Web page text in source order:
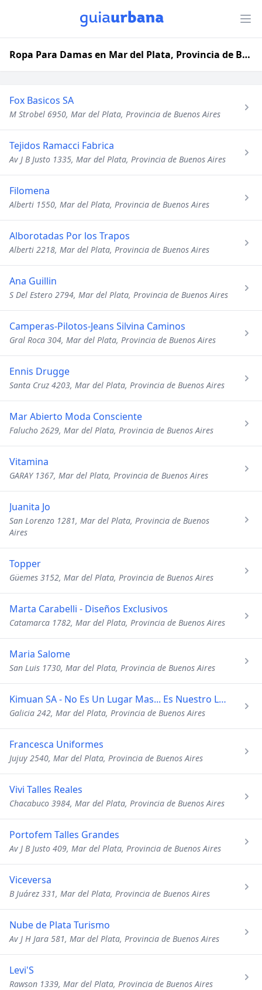
Ropa Para Damas en Mar del Plata, Provincia de Buenos Aires
Fox Basicos SA
M Strobel 6950, Mar del Plata, Provincia de Buenos Aires
Tejidos Ramacci Fabrica
Av J B Justo 1335, Mar del Plata, Provincia de Buenos Aires
Filomena
Alberti 1550, Mar del Plata, Provincia de Buenos Aires
Alborotadas Por los Trapos
Alberti 2218, Mar del Plata, Provincia de Buenos Aires
Ana Guillin
S Del Estero 2794, Mar del Plata, Provincia de Buenos Aires
Camperas-Pilotos-Jeans Silvina Caminos
Gral Roca 304, Mar del Plata, Provincia de Buenos Aires
Ennis Drugge
Santa Cruz 4203, Mar del Plata, Provincia de Buenos Aires
Mar Abierto Moda Consciente
Falucho 2629, Mar del Plata, Provincia de Buenos Aires
Vitamina
GARAY 1367, Mar del Plata, Provincia de Buenos Aires
Juanita Jo
San Lorenzo 1281, Mar del Plata, Provincia de Buenos
Aires
Topper
Güemes 3152, Mar del Plata, Provincia de Buenos Aires
Marta Carabelli - Diseños Exclusivos
Catamarca 1782, Mar del Plata, Provincia de Buenos Aires
Maria Salome
San Luis 1730, Mar del Plata, Provincia de Buenos Aires
Kimuan SA - No Es Un Lugar Mas... Es Nuestro Lugar
Galicia 242, Mar del Plata, Provincia de Buenos Aires
Francesca Uniformes
Jujuy 2540, Mar del Plata, Provincia de Buenos Aires
Vivi Talles Reales
Chacabuco 3984, Mar del Plata, Provincia de Buenos Aires
Portofem Talles Grandes
Av J B Justo 409, Mar del Plata, Provincia de Buenos Aires
Viceversa
B Juárez 331, Mar del Plata, Provincia de Buenos Aires
Nube de Plata Turismo
Av J H Jara 581, Mar del Plata, Provincia de Buenos Aires
Levi'S
Rawson 1339, Mar del Plata, Provincia de Buenos Aires